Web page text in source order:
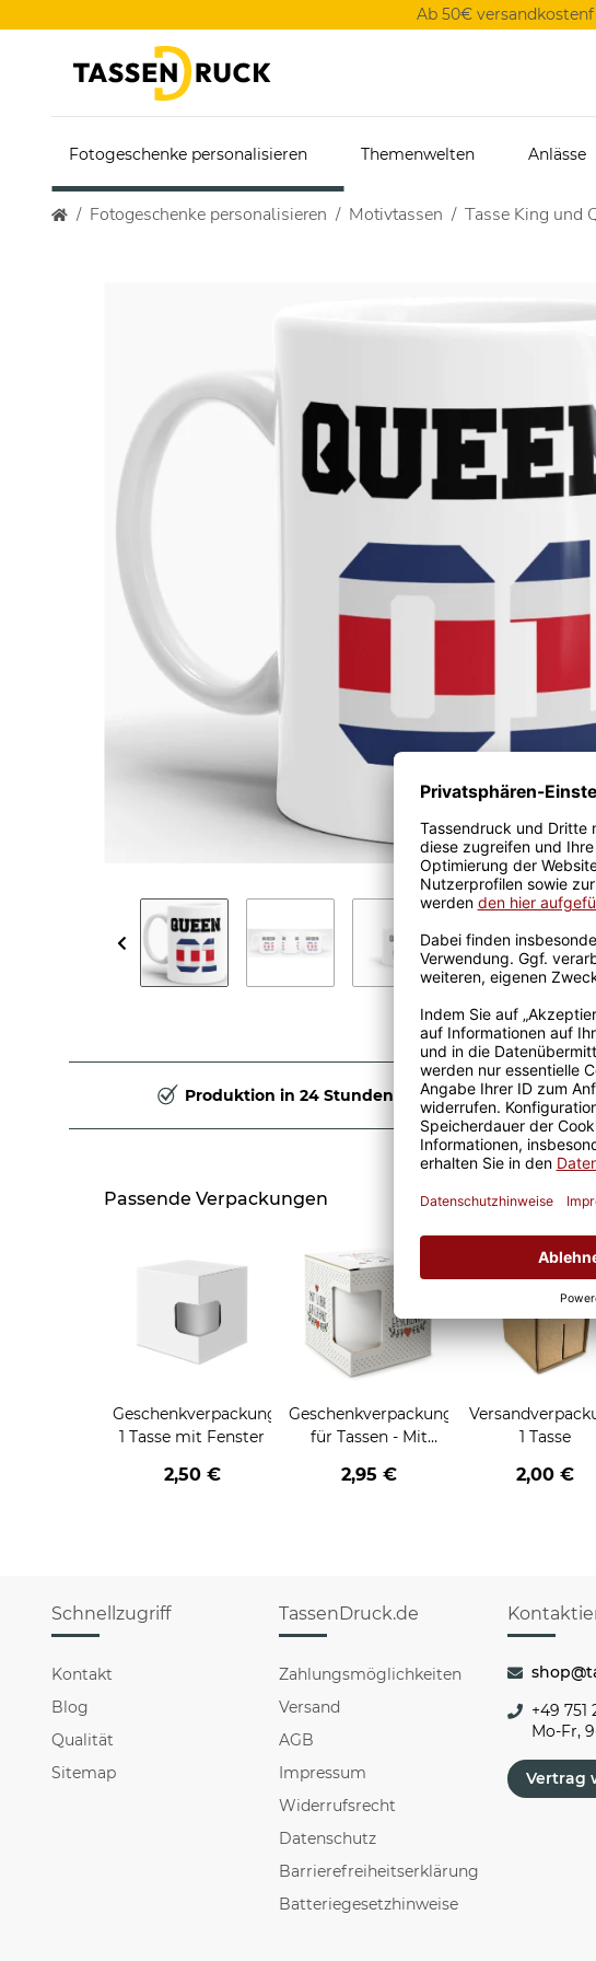
Ab 50€
Fotogeschenke personalisieren Themenwelten Anlässe
Fotogeschenke personalisieren Motivtassen Tasse King und
Produktion in 24 Stunden Sicherer
Passende Verpackungen
Geschenkverpackung
1 Tasse mit Fenster
2,50 €
Geschenkverpackung
für Tassen - Mit
2,95 €
1 Tasse
2,00 €
Schnellzugriff
Kontakt
Blog
Qualität
Sitemap
TassenDruck.de
Zahlungsmöglichkeiten
Versand
AGB
Impressum
Widerrufsrecht
Datenschutz
Barrierefreiheitserklärung
Batteriegesetzhinweise
+49 751
Mo-Fr,
Vertrag